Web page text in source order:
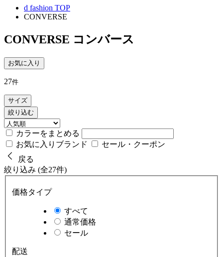
d fashion TOP
CONVERSE
CONVERSE コンバース
お気に入り
27件
サイズ
絞り込む
カラーをまとめる
お気に入りブランド
セール・クーポン
戻る
絞り込み (全27件)
価格タイプ
すべて
通常価格
セール
配送